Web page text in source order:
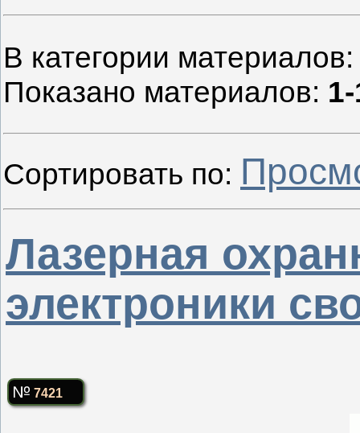
В категории материалов
Показано материалов:
Сортировать по:
Лазерная
электроники
7421